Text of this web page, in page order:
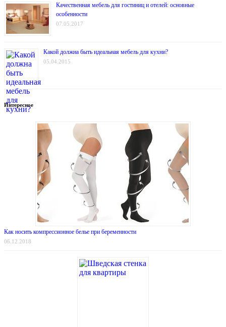
Качественная мебель для гостиниц и отелей: основные
особенности
07.05.2017
Какой должна быть идеальная мебель для кухни?
05.04.2015
Интересное
Как носить компрессионное белье при беременности
06.12.2018